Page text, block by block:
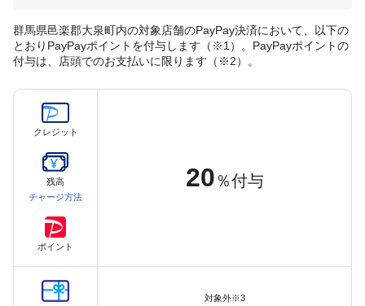
群馬県邑楽郡大泉町内の対象店舗のPayPay決済において、以下の
とおりPayPayポイントを付与します（※1）。PayPayポイントの
付与は、店頭でのお支払いに限ります（※2）。
クレジット
残高
チャージ方法
ポイント
20 ％付与
対象外※3